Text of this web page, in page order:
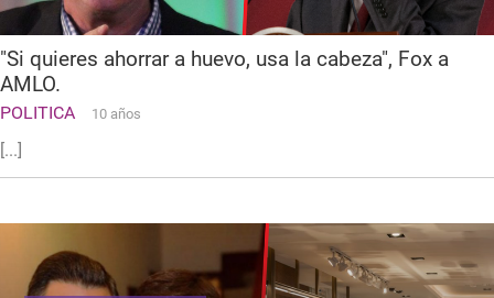
"Si quieres ahorrar a huevo, usa la cabeza", Fox a
AMLO.
POLITICA 10 años
[...]